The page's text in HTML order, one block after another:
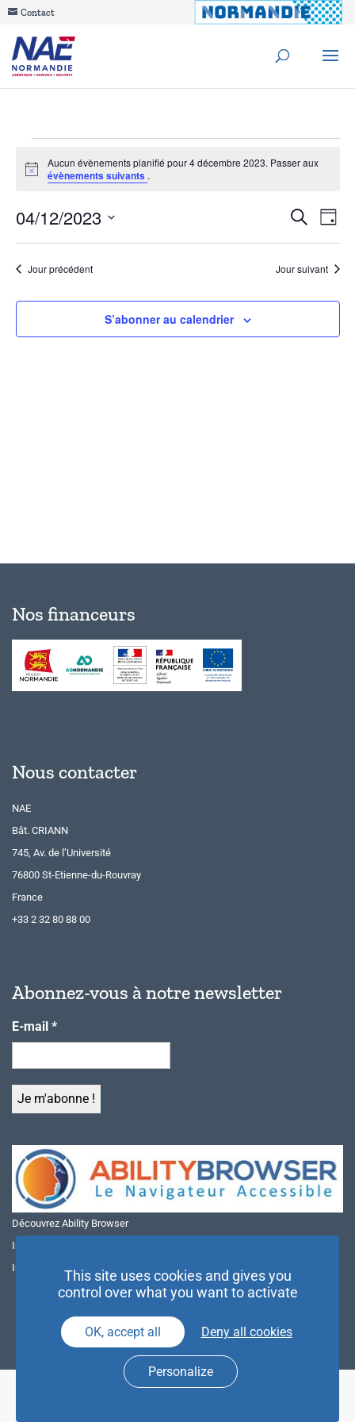
Contact
Évènements
for
4
décembre
2023
Notice
Aucun évènements planifié pour 4 décembre 2023. Passer aux
évènements suivants .
et
vues
Recherche
de
Jour
04/12/2023
Sélectionnez
uneJour précédent Jour suivant
S’abonner au calendrier
Nos financeurs
Nous contacter
NAE
Bât. CRIANN
745, Av. de l’Université
76800 St-Etienne-du-Rouvray
France
+33 2 32 80 88 00
Abonnez-vous à notre newsletter
E-mail *
Découvrez Ability Browser
Installer Ability Browser sur Windows
Installer Ability Browser sur Mac
This site uses cookies and gives you
control over what you want to activate
OK, accept all Deny all cookies
Personalize